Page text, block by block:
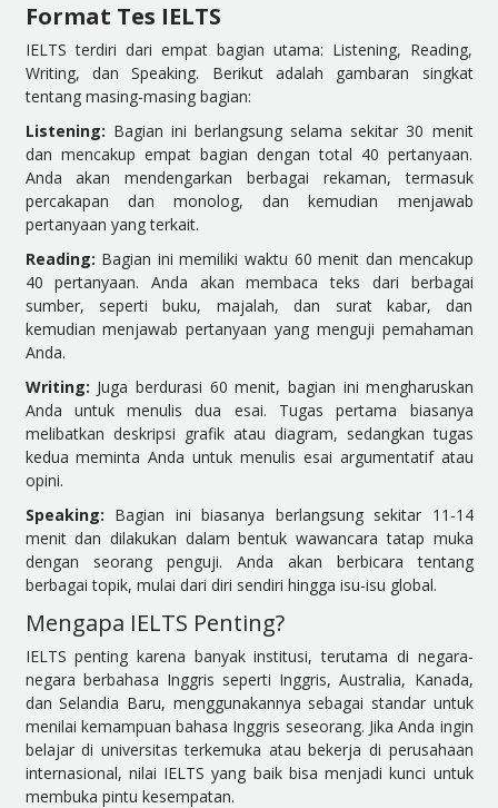
Format Tes IELTS
IELTS terdiri dari empat bagian utama: Listening, Reading,
Writing, dan Speaking. Berikut adalah gambaran singkat
tentang masing-masing bagian:
Listening: Bagian ini berlangsung selama sekitar 30 menit
dan mencakup empat bagian dengan total 40 pertanyaan.
Anda akan mendengarkan berbagai rekaman, termasuk
percakapan dan monolog, dan kemudian menjawab
pertanyaan yang terkait.
Reading: Bagian ini memiliki waktu 60 menit dan mencakup
40 pertanyaan. Anda akan membaca teks dari berbagai
sumber, seperti buku, majalah, dan surat kabar, dan
kemudian menjawab pertanyaan yang menguji pemahaman
Anda.
Writing: Juga berdurasi 60 menit, bagian ini mengharuskan
Anda untuk menulis dua esai. Tugas pertama biasanya
melibatkan deskripsi grafik atau diagram, sedangkan tugas
kedua meminta Anda untuk menulis esai argumentatif atau
opini.
Speaking: Bagian ini biasanya berlangsung sekitar 11-14
menit dan dilakukan dalam bentuk wawancara tatap muka
dengan seorang penguji. Anda akan berbicara tentang
berbagai topik, mulai dari diri sendiri hingga isu-isu global.
Mengapa IELTS Penting?
IELTS penting karena banyak institusi, terutama di negara-
negara berbahasa Inggris seperti Inggris, Australia, Kanada,
dan Selandia Baru, menggunakannya sebagai standar untuk
menilai kemampuan bahasa Inggris seseorang. Jika Anda ingin
belajar di universitas terkemuka atau bekerja di perusahaan
internasional, nilai IELTS yang baik bisa menjadi kunci untuk
membuka pintu kesempatan.